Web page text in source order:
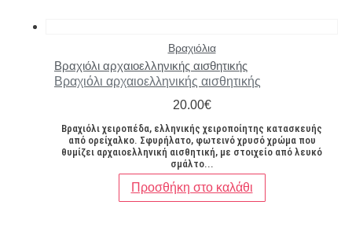
Βραχιόλια
Βραχιόλι αρχαιοελληνικής αισθητικής
Βραχιόλι αρχαιοελληνικής αισθητικής
20.00€
Βραχιόλι χειροπέδα, ελληνικής χειροποίητης κατασκευής
από ορείχαλκο. Σφυρήλατο, φωτεινό χρυσό χρώμα που
θυμίζει αρχαιοελληνική αισθητική, με στοιχείο από λευκό
σμάλτο...
Προσθήκη στο καλάθι